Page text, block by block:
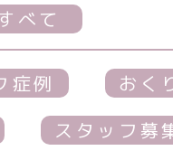
べて
症例 おく
スタッフ募